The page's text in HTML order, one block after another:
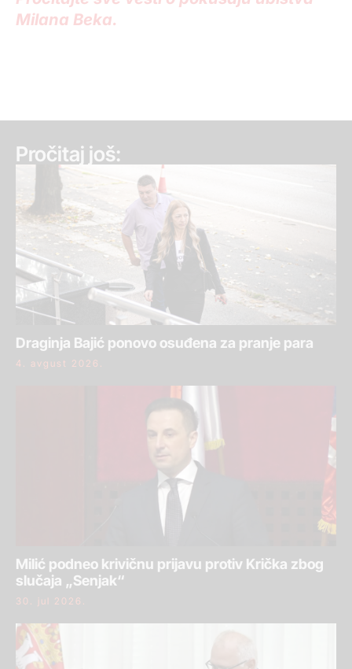
Milana Beka.
Pročitaj još:
Draginja Bajić ponovo osuđena za pranje para
4. avgust 2026.
Milić podneo krivičnu prijavu protiv Krička zbog
slučaja „Senjak“
30. jul 2026.